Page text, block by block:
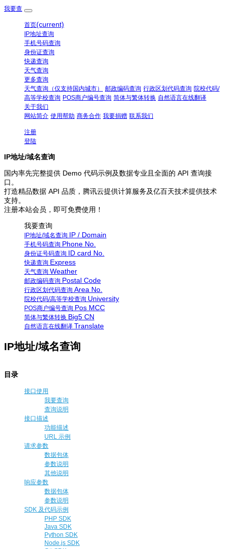
我要查
首页(current)
IP地址查询
手机号码查询
身份证查询
快递查询
天气查询
更多查询
天气查询（仅支持国内城市）
邮政编码查询 行政区划代码查询 院校代码/
高等学校查询 POS商户编号查询 简体与繁体转换 自然语言在线翻译
关于我们
网站简介 使用帮助 商务合作 我要捐赠 联系我们
注册
登陆
IP地址/域名查询
国内率先完整提供 Demo 代码示例及数据专业且全面的 API 查询接
口。
打造精品数据 API 品质，腾讯云提供计算服务及亿百天技术提供技术
支持。
注册本站会员，即可免费使用！
我要查询
IP地址/域名查询 IP / Domain
手机号码查询 Phone No.
身份证号码查询 ID card No.
快递查询 Express
天气查询 Weather
邮政编码查询 Postal Code
行政区划代码查询 Area No.
院校代码/高等学校查询 University
POS商户编号查询 Pos MCC
简体与繁体转换 Big5 CN
自然语言在线翻译 Translate
IP地址/域名查询
目录
接口使用
我要查询
查询说明
接口描述
功能描述
URL 示例
请求参数
数据包体
参数说明
其他说明
响应参数
数据包体
参数说明
SDK 及代码示例
PHP SDK
Java SDK
Python SDK
Node.js SDK